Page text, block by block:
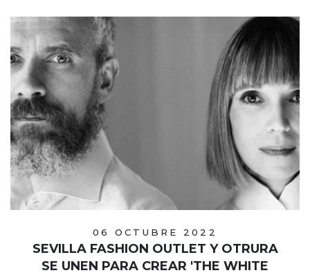
06 OCTUBRE 2022
SEVILLA FASHION OUTLET Y OTRURA
SE UNEN PARA CREAR 'THE WHITE